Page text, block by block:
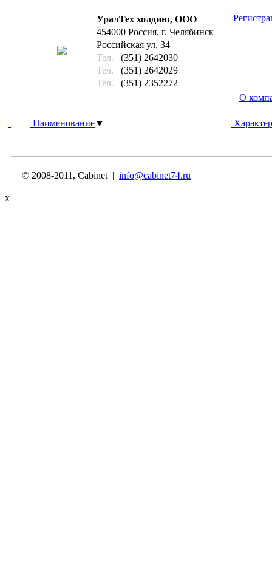
УралТех холдинг, ООО
454000 Россия, г. Челябинск
Российская ул, 34
Тел.
(351) 2642030
Тел.
(351) 2642029
Тел.
(351) 2352272
О
Наименование▼
© 2008-2011, Cabinet | info@cabinet74.ru
x